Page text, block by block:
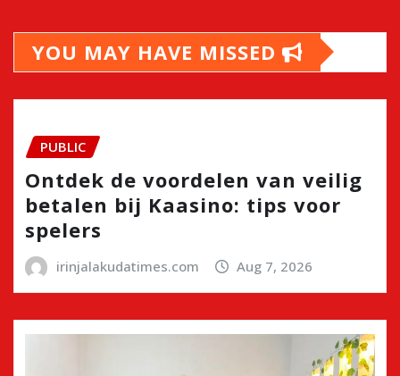
YOU MAY HAVE MISSED
PUBLIC
Ontdek de voordelen van veilig
betalen bij Kaasino: tips voor
spelers
irinjalakudatimes.com Aug 7, 2026